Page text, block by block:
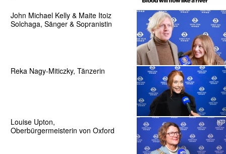
John Michael Kelly & Maite Itoiz
Solchaga, Sänger & Sopranistin
Reka Nagy-Miticzky, Tänzerin
Louise Upton,
Oberbürgermeisterin von Oxford